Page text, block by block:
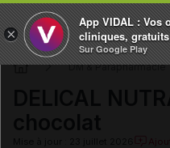
DM & Parapharmacie
×
App VIDAL : Vos
cliniques,
Sur Google Play